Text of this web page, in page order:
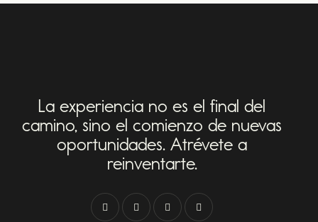
La experiencia no es el final del
camino, sino el comienzo de nuevas
oportunidades. Atrévete a
reinventarte.